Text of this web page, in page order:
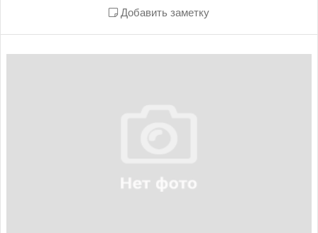
Добавить заметку